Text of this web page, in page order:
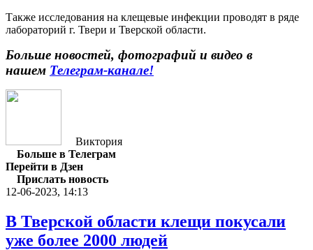
Также исследования на клещевые инфекции проводят в ряде
лабораторий г. Твери и Тверской области.
Больше новостей, фотографий и видео в
нашем Телеграм-канале!
Виктория
Больше в Телеграм
Перейти в Дзен
Прислать новость
12-06-2023, 14:13
В Тверской области клещи покусали
уже более 2000 людей